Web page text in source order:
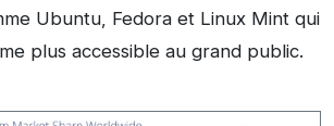
Ubuntu, Fedora et Linux Mint qui
plus accessible au grand public.